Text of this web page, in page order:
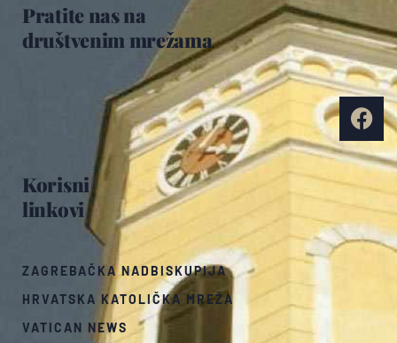
Korisni
linkovi
ZAGREBAČKA NADBISKUPIJA
HRVATSKA KATOLIČKA MREŽA
VATICAN NEWS
Pratite nas na
društvenim mrežama